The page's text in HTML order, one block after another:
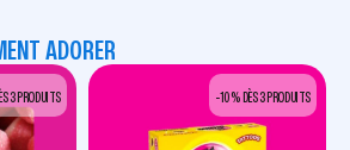
ADORER
3 PRODUITS -10 % DÈS 3 PRODUITS